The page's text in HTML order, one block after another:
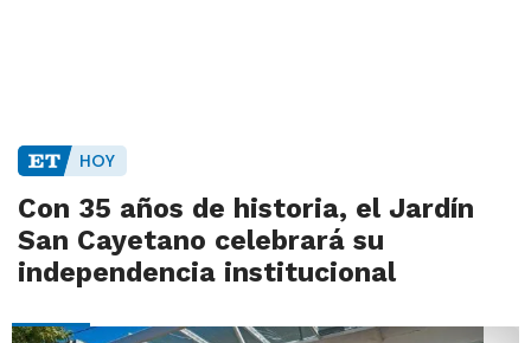
HOY
Con 35 años de historia, el Jardín
San Cayetano celebrará su
independencia institucional